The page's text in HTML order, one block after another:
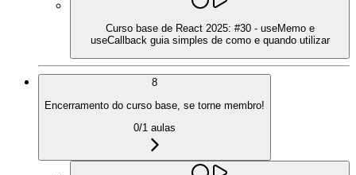
Curso base de React 2025: #30 - useMemo e
useCallback guia simples de como e quando utilizar
8
Encerramento do curso base, se torne membro!
0/1 aulas